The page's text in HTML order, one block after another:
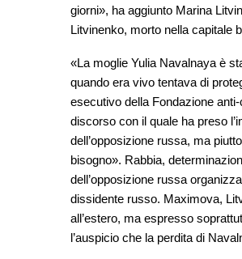
giorni», ha aggiunto Marina
Litvinenko, morto nella capitale
«La moglie Yulia Navalnaya è
quando era vivo tentava di
esecutivo della Fondazione
discorso con il quale ha preso
dell’opposizione russa, ma
bisogno». Rabbia,
dell’opposizione russa
dissidente russo. Maximova,
all’estero, ma espresso
l’auspicio che la perdita di